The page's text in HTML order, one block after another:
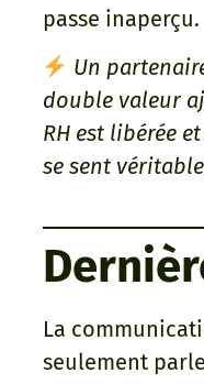
passe inaperçu.
Un
double valeur
RH est libérée
se sent
La
seulement